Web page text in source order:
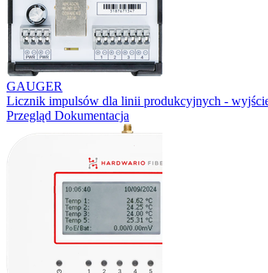
GAUGER
Licznik impulsów dla linii produkcyjnych -
Przegląd Dokumentacja